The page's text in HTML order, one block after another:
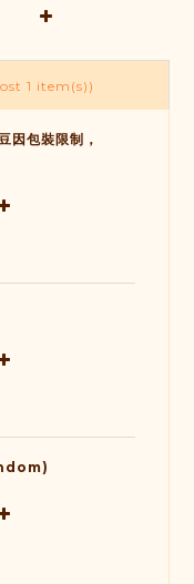
1 item(s))
因包裝限制，